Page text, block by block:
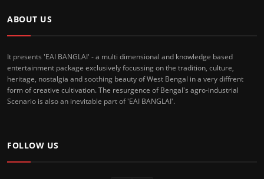
ABOUT US
It presents 'EAI BANGLAI' - a multi dimensional and knowledge based
entertainment package exclusively focussing on the tradition, culture,
heritage, nostalgia and soothing beauty of West Bengal in a very diffrent
form of creative cultivation. The resurgence of Bengal's agro-industrial
Scenario is also an inevitable part of 'EAI BANGLAI'.
FOLLOW US